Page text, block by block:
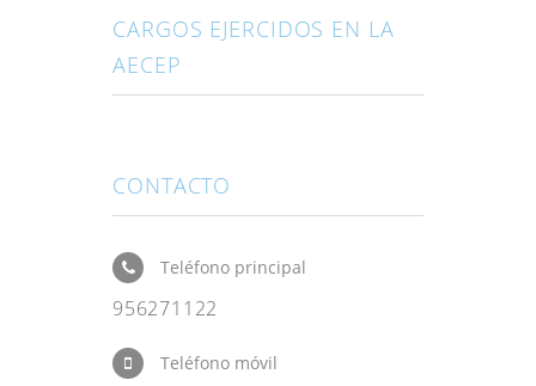
CARGOS EJERCIDOS EN LA
AECEP
CONTACTO
Teléfono principal
956271122
Teléfono móvil